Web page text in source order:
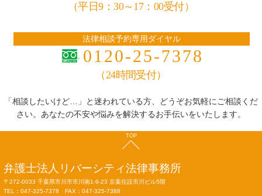
（平日9：30～17：00受付）
法律相談予約専用ダイヤル
0120-25-7378
（24時間受付）
「相談したいけど…」と迷われている方、どうぞお気軽にご相談くだ
さい。あなたの不安や悩みを解決するお手伝いをいたします。
TOP
弁護士法人 リバーシティ法律事務所
〒272-0033 千葉県市川市市川南1-9-23 京葉住設市川ビル5階
TEL：047-325-7378 FAX：047-325-7388